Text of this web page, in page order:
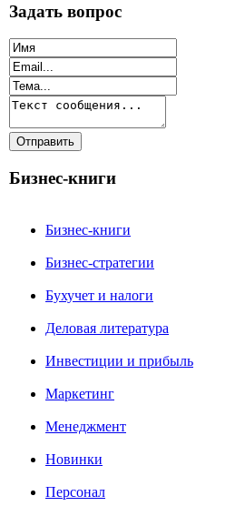
Задать вопрос
Бизнес-книги
Бизнес-книги
Бизнес-стратегии
Бухучет и налоги
Деловая литература
Инвестиции и прибыль
Маркетинг
Менеджмент
Новинки
Персонал